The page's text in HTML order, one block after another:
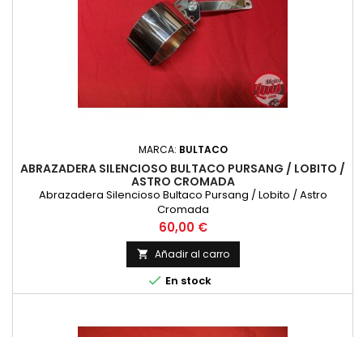
MARCA: BULTACO
ABRAZADERA SILENCIOSO BULTACO PURSANG / LOBITO /
ASTRO CROMADA
Abrazadera Silencioso Bultaco Pursang / Lobito / Astro
Cromada
Precio
60,00 €
 Añadir al carro
 En stock